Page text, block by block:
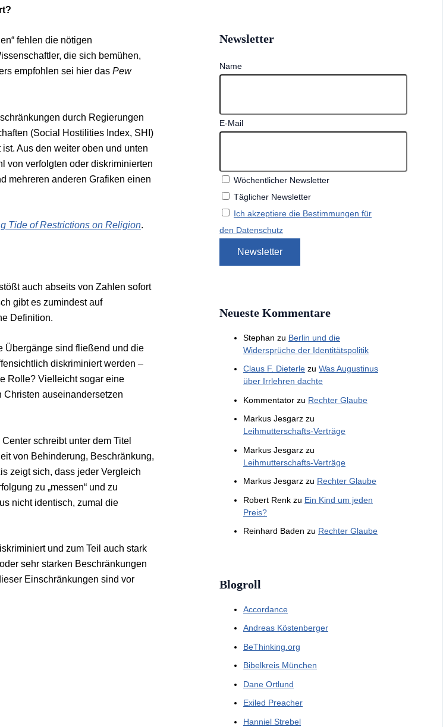
fehlen die nötigen
die sich bemühen,
empfohlen sei hier das Pew
durch Regierungen
(Social Hostilities Index, SHI)
Aus den weiter oben und unten
von verfolgten oder diskriminierten
mehreren anderen Grafiken einen
Tide of Restrictions on Religion.
auch abseits von Zahlen sofort
gibt es zumindest auf
Definition.
Übergänge sind fließend und die
diskriminiert werden –
Rolle? Vielleicht sogar eine
Christen auseinandersetzen
schreibt unter dem Titel
von Behinderung, Beschränkung,
zeigt sich, dass jeder Vergleich
zu „messen“ und zu
nicht identisch, zumal die
und zum Teil auch stark
sehr starken Beschränkungen
Einschränkungen sind vor
Newsletter
Name
E-Mail
Wöchentlicher Newsletter
Täglicher Newsletter
Ich akzeptiere die Bestimmungen für
den Datenschutz
Neueste Kommentare
Stephan zu Berlin und die
Widersprüche der Identitätspolitik
Claus F. Dieterle zu Was Augustinus
über Irrlehren dachte
Kommentator zu Rechter Glaube
Markus Jesgarz zu
Leihmutterschafts-Verträge
Markus Jesgarz zu
Leihmutterschafts-Verträge
Markus Jesgarz zu Rechter Glaube
Robert Renk zu Ein Kind um jeden
Preis?
Reinhard Baden zu Rechter Glaube
Blogroll
Accordance
Andreas Köstenberger
BeThinking.org
Bibelkreis München
Dane Ortlund
Exiled Preacher
Hanniel Strebel